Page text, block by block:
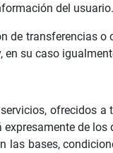
del usuario.
de transferencias
su caso
ofrecidos
de
bases,